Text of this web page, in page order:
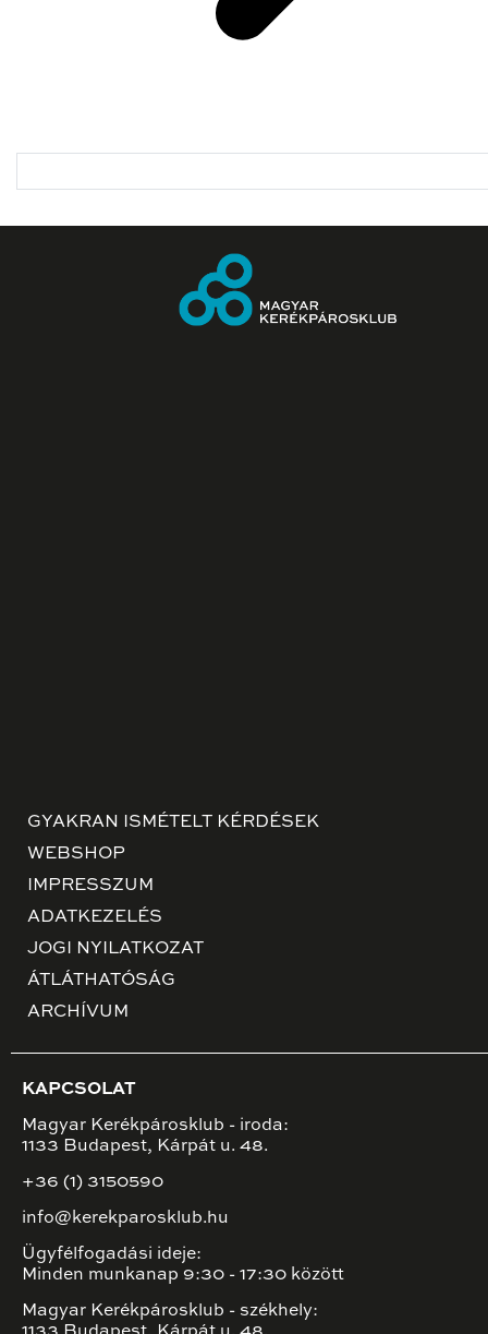
GYAKRAN ISMÉTELT KÉRDÉSEK
WEBSHOP
IMPRESSZUM
ADATKEZELÉS
JOGI NYILATKOZAT
ÁTLÁTHATÓSÁG
ARCHÍVUM
KAPCSOLAT
Magyar Kerékpárosklub - iroda:
1133 Budapest, Kárpát u. 48.
+36 (1) 3150590
info@kerekparosklub.hu
Ügyfélfogadási ideje:
Minden munkanap 9:30 - 17:30 között
Magyar Kerékpárosklub - székhely: